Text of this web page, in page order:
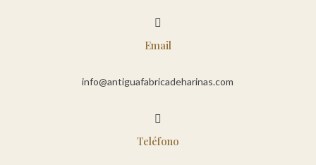

Email
info@antiguafabricadeharinas.com

Teléfono